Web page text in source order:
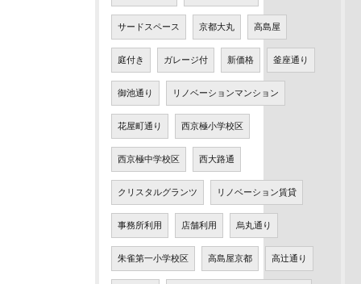
サードスペース 京都大丸 高島屋
庭付き ガレージ付 新価格 釜座通り
御池通り リノベーションマンション
花屋町通り 西京極小学校区
西京極中学校区 西大路通
クリスタルグランツ リノベーション賃貸
事務所利用 店舗利用 烏丸通り
朱雀第一小学校区 高島屋京都 高辻通り